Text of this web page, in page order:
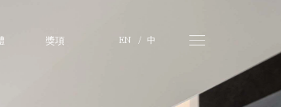
EN
  /
中
獎項